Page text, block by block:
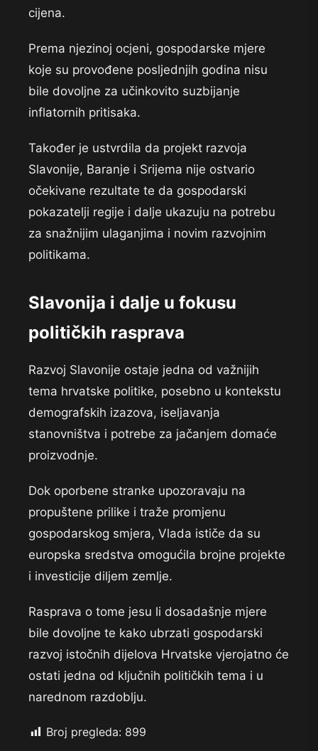
cijena.
Prema njezinoj ocjeni, gospodarske mjere
koje su provođene posljednjih godina nisu
bile dovoljne za učinkovito suzbijanje
inflatornih pritisaka.
Također je ustvrdila da projekt razvoja
Slavonije, Baranje i Srijema nije ostvario
očekivane rezultate te da gospodarski
pokazatelji regije i dalje ukazuju na potrebu
za snažnijim ulaganjima i novim razvojnim
politikama.
Slavonija i dalje u fokusu
političkih rasprava
Razvoj Slavonije ostaje jedna od važnijih
tema hrvatske politike, posebno u kontekstu
demografskih izazova, iseljavanja
stanovništva i potrebe za jačanjem domaće
proizvodnje.
Dok oporbene stranke upozoravaju na
propuštene prilike i traže promjenu
gospodarskog smjera, Vlada ističe da su
europska sredstva omogućila brojne projekte
i investicije diljem zemlje.
Rasprava o tome jesu li dosadašnje mjere
bile dovoljne te kako ubrzati gospodarski
razvoj istočnih dijelova Hrvatske vjerojatno će
ostati jedna od ključnih političkih tema i u
narednom razdoblju.
Broj pregleda: 899